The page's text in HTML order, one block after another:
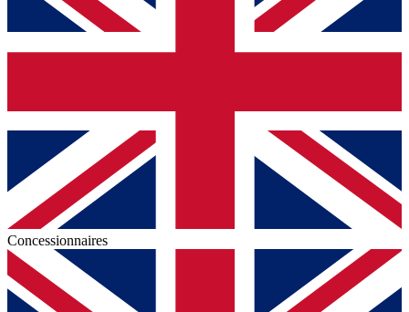
Concessionnaires